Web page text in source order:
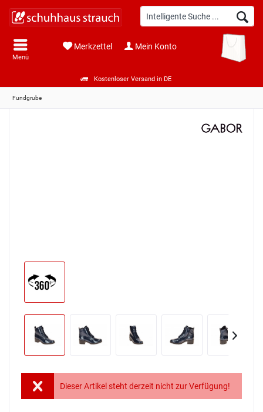
Kostenloser Versand in DE
Menü
Merkzettel Mein Konto
Fundgrube
Dieser Artikel steht derzeit nicht zur Verfügung!